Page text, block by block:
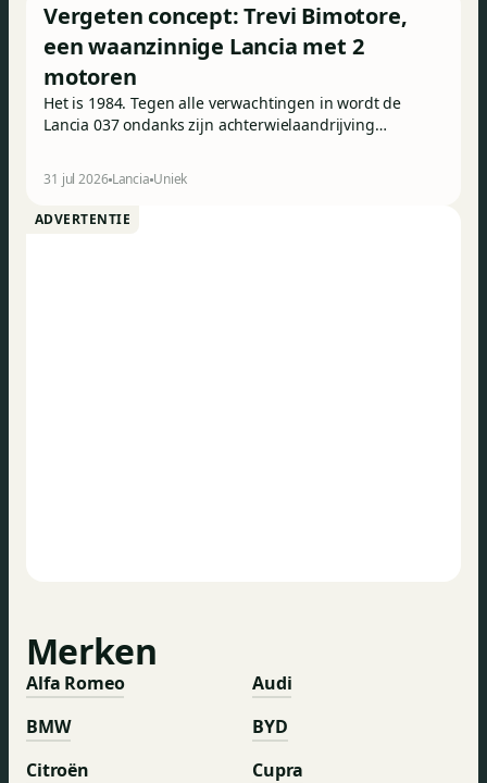
Vergeten concept: Trevi Bimotore,
een waanzinnige Lancia met 2
motoren
Het is 1984. Tegen alle verwachtingen in wordt de
Lancia 037 ondanks zijn achterwielaandrijving
succes enkel kan worden bestendigd door op
vierwielaandrijving over te stappen. Omdat de
constructeur alles graag wat ‘anders’ doet, ontwikkelt
31 jul 2026Lancia Uniek
ADVERTENTIE
Merken
Alfa Romeo
Audi
BMW
BYD
Citroën
Cupra